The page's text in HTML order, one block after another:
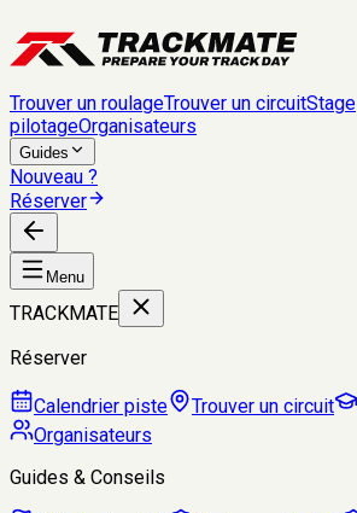
Trouver un roulageTrouver un circuitStage
pilotageOrganisateurs
Guides
Nouveau ?
Réserver
Menu
TRACKMATE
Réserver
Calendrier piste Trouver un circuit
Organisateurs
Guides & Conseils